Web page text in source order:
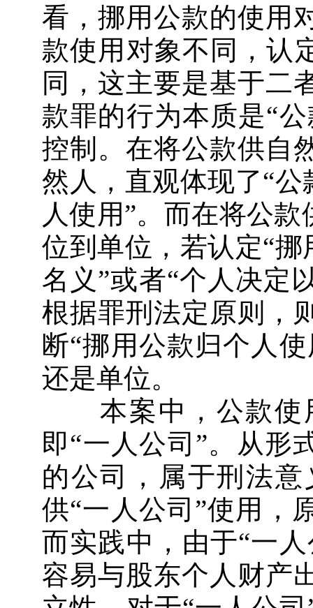
看，挪用公款的使用
款使用对象不同，认
同，这主要是基于二
款罪的行为本质是“
控制。在将公款供自
然人，直观体现了“
人使用”。而在将公
位到单位，若认定“
名义”或者“个人决定
根据罪刑法定原则，
断“挪用公款归个人
还是单位。
本案中，公款使
即“一人公司”。从形
的公司，属于刑法
供“一人公司”使用，
而实践中，由于“一
容易与股东个人财产